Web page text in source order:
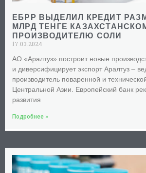
ЕБРР ВЫДЕЛИЛ КРЕДИТ
МЛРД ТЕНГЕ
ПРОИЗВОДИТЕЛЮ СОЛИ
17.03.2024
АО «Аралтуз» построит новые
и диверсифицирует экспорт Аралтуз –
производитель поваренной и
Центральной Азии. Европейский банк
развития
Подробнее »